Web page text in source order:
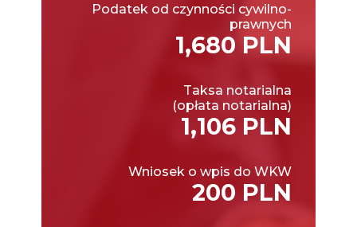
Podatek od czynności cywilno-
prawnych
1,680 PLN
Taksa notarialna
(opłata notarialna)
1,106 PLN
Wniosek o wpis do WKW
200 PLN